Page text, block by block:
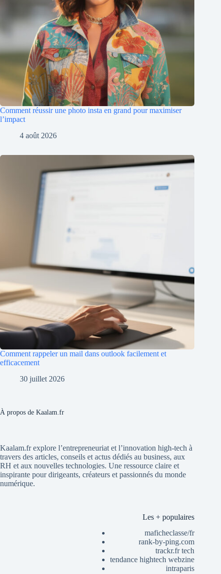
Comment réussir une photo insta en grand pour maximiser
l’impact
4 août 2026
Comment rappeler un mail dans outlook facilement et
efficacement
30 juillet 2026
À propos de Kaalam.fr
Kaalam.fr explore l’entrepreneuriat et l’innovation high-tech à
travers des articles, conseils et actus dédiés au business, aux
RH et aux nouvelles technologies. Une ressource claire et
inspirante pour dirigeants, créateurs et passionnés du monde
numérique.
Les + populaires
maficheclasse/fr
rank-by-ping.com
trackr.fr tech
tendance hightech webzine
intraparis